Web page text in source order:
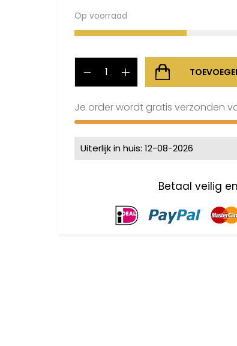
Op voorraad
Je order wordt gratis verzonden
Uiterlijk in huis: 12-08-2026